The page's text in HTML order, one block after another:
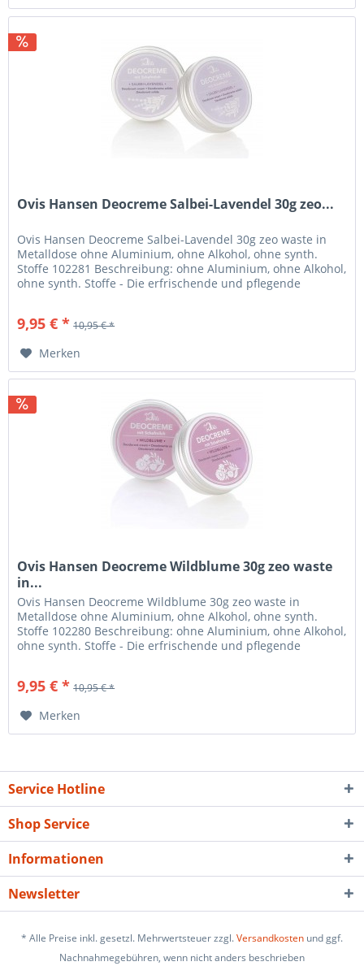
Ovis Hansen Deocreme Salbei-Lavendel 30g zeo...
Ovis Hansen Deocreme Salbei-Lavendel 30g zeo waste in
Metalldose ohne Aluminium, ohne Alkohol, ohne synth.
Stoffe 102281 Beschreibung: ohne Aluminium, ohne Alkohol,
ohne synth. Stoffe - Die erfrischende und pflegende
9,95 € * 10,95 € *
Merken
Ovis Hansen Deocreme Wildblume 30g zeo waste
in...
Ovis Hansen Deocreme Wildblume 30g zeo waste in
Metalldose ohne Aluminium, ohne Alkohol, ohne synth.
Stoffe 102280 Beschreibung: ohne Aluminium, ohne Alkohol,
ohne synth. Stoffe - Die erfrischende und pflegende
9,95 € * 10,95 € *
Merken
Service Hotline
Shop Service
Informationen
Newsletter
* Alle Preise inkl. gesetzl. Mehrwertsteuer zzgl.Versandkosten und ggf.
Nachnahmegebühren, wenn nicht anders beschrieben